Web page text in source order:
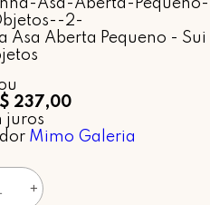
Asa Aberta Pequeno - Sui
237,00
juros
Mimo Galeria
+